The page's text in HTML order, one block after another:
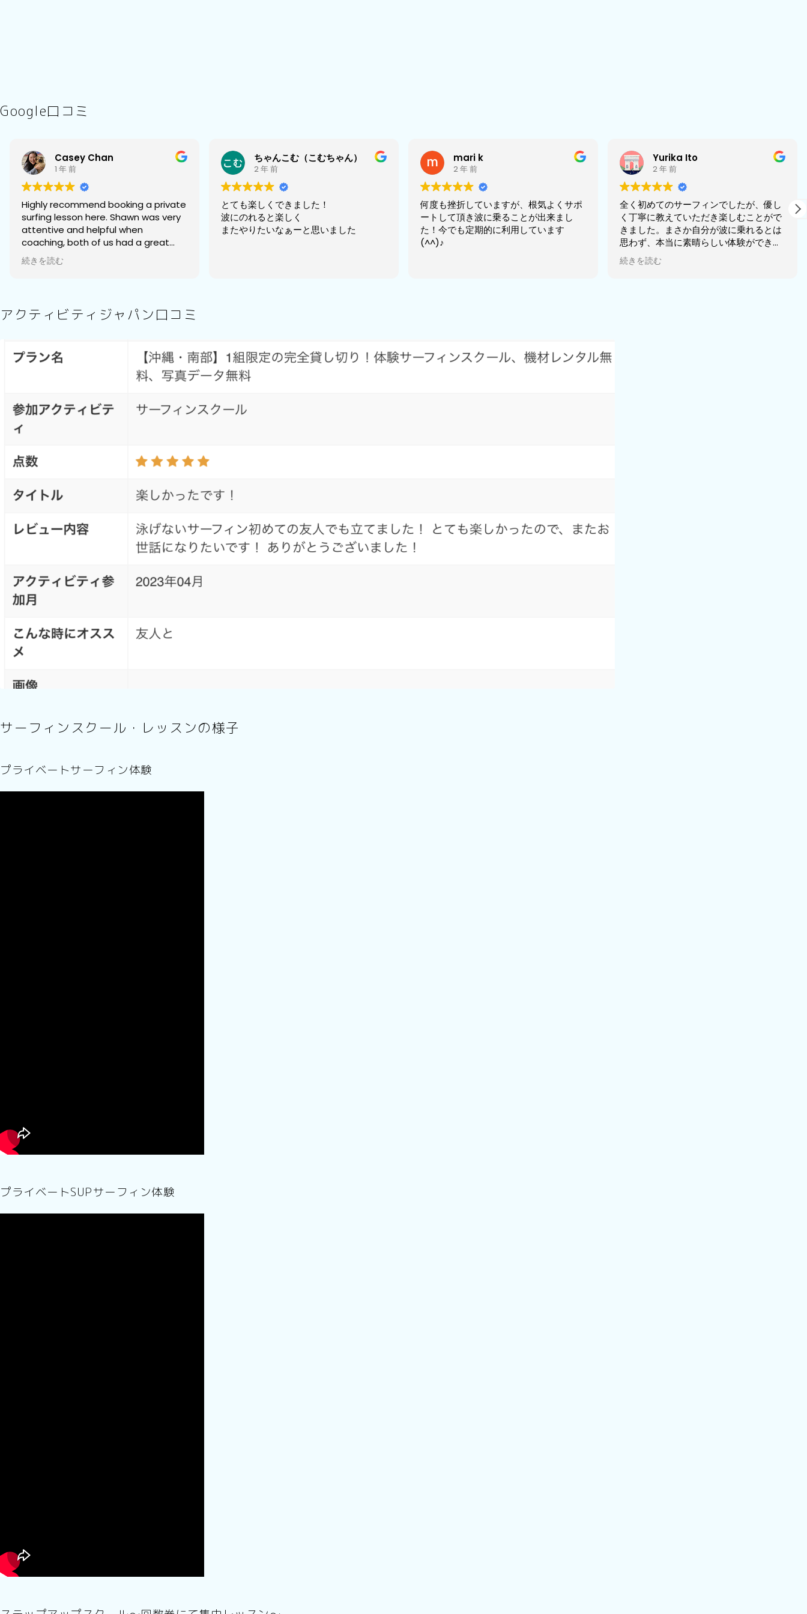
Google口コミ
Casey Chan
1 年 前
Highly recommend booking a private
surfing lesson here. Shawn was very
attentive and helpful when
coaching, both of us had a great
experience and enjoyed our first
surfing experience! The shop had a
続きを読む
ちゃんこむ（こむちゃん）
2 年 前
とても楽しくできました！
波にのれると楽しく
またやりたいなぁーと思いました
mari k
2 年 前
何度も挫折していますが、根気よくサポ
ートして頂き波に乗ることが出来まし
た！今でも定期的に利用しています
(^^)♪
Yurika Ito
2 年 前
全く初めてのサーフィンでしたが、優し
く丁寧に教えていただき楽しむことがで
きました。まさか自分が波に乗れるとは
思わず、本当に素晴らしい体験ができま
した。またぜひお願いしたいです^_^
続きを読む
アクティビティジャパン口コミ
サーフィンスクール・レッスンの様子
プライベートサーフィン体験
プライベートSUPサーフィン体験